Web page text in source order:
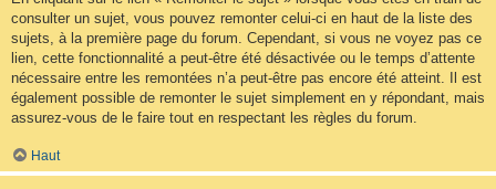
consulter un sujet, vous pouvez remonter celui-ci en haut de la liste des
sujets, à la première page du forum. Cependant, si vous ne voyez pas ce
lien, cette fonctionnalité a peut-être été désactivée ou le temps d’attente
nécessaire entre les remontées n’a peut-être pas encore été atteint. Il est
également possible de remonter le sujet simplement en y répondant, mais
assurez-vous de le faire tout en respectant les règles du forum.
Haut